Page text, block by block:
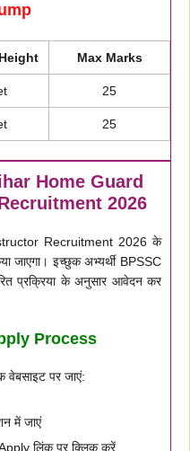
Max Marks
25
25
Home Guard
2026
Recruitment 2026 के
जाएगा। इच्छुक अभ्यर्थी BPSSC
प्रक्रिया के अनुसार आवेदन कर
Process
पर जाएं:
में जाएं
लिंक पर क्लिक करें